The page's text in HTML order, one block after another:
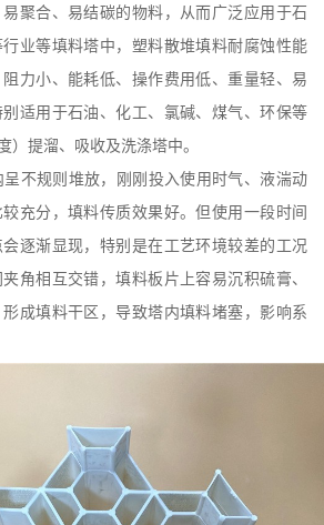
聚合、易结碳的物料，从而广泛应用于石
业等填料塔中，塑料散堆填料耐腐蚀性能
力小、能耗低、操作费用低、重量轻、易
适用于石油、化工、氯碱、煤气、环保等
）提溜、吸收及洗涤塔中。
不规则堆放，刚刚投入使用时气、液湍动
充分，填料传质效果好。但使用一段时间
逐渐显现，特别是在工艺环境较差的工况
角相互交错，填料板片上容易沉积硫膏、
成填料干区，导致塔内填料堵塞，影响系